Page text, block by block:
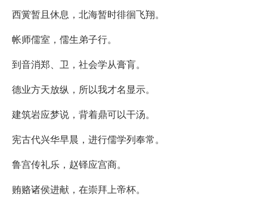
西黉暂且休息，北海暂时徘徊飞翔。
帐师儒室，儒生弟子行。
到音消郑、卫，社会学从膏肓。
德业方天放纵，所以我才名显示。
建筑岩应梦说，背着鼎可以干汤。
宪古代兴华早晨，进行儒学列奉常。
鲁宫传礼乐，赵铎应宫商。
贿赂诸侯进献，在崇拜上帝杯。